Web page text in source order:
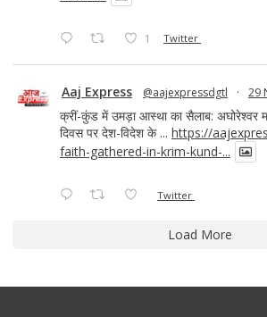
1 Twitter
Aaj Express @aajexpressdgtl · 29
क्रीं-कुंड में उमड़ा आस्था का सैलाब: अघोरेश्वर
दिवस पर देश-विदेश के ... https://
faith-gathered-in-krim-kund-...
Twitter
Load More